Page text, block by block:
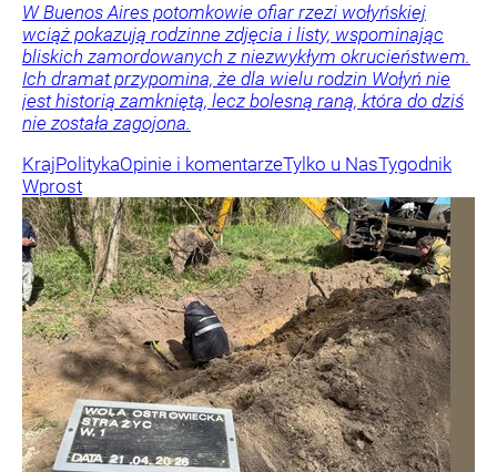
W Buenos Aires potomkowie ofiar rzezi wołyńskiej
wciąż pokazują rodzinne zdjęcia i listy, wspominając
bliskich zamordowanych z niezwykłym okrucieństwem.
Ich dramat przypomina, że dla wielu rodzin Wołyń nie
jest historią zamkniętą, lecz bolesną raną, która do dziś
nie została zagojona.
KrajPolitykaOpinie i komentarzeTylko u NasTygodnik
Wprost